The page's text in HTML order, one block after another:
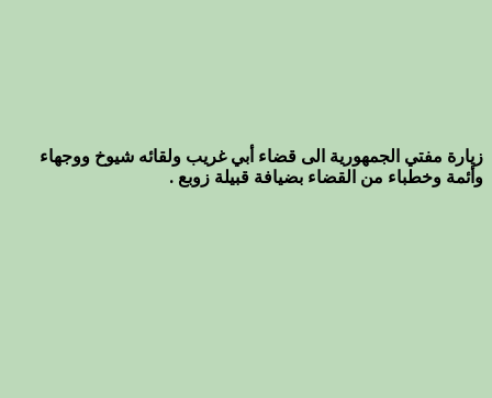
زيارة مفتي الجمهورية الى قضاء أبي غريب ولقائه شيوخ ووجهاء
وأئمة وخطباء من القضاء بضيافة قبيلة زوبع .